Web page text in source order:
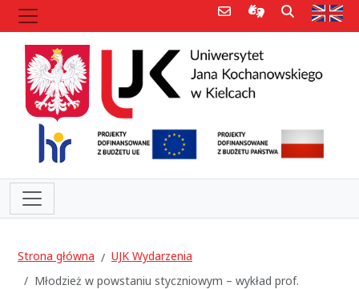
Poczta e-mailInformacje dla
Szukaj
Strona główna
UJK Wydarzenia
Młodzież w powstaniu styczniowym – wykład prof.